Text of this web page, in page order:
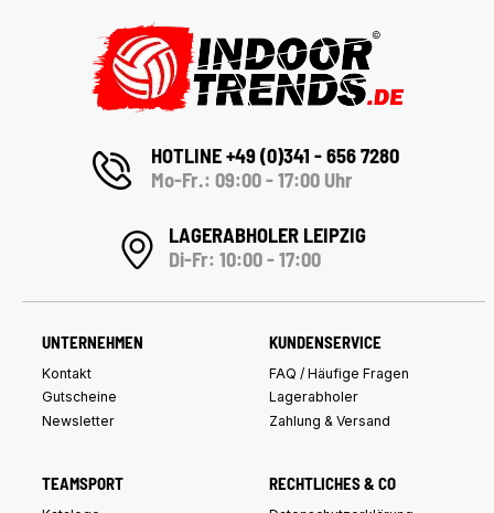
HOTLINE +49 (0)341 - 656 7280
Mo-Fr.: 09:00 - 17:00 Uhr
LAGERABHOLER LEIPZIG
Di-Fr: 10:00 - 17:00
UNTERNEHMEN
Kontakt
Gutscheine
Newsletter
KUNDENSERVICE
FAQ / Häufige Fragen
Lagerabholer
Zahlung & Versand
TEAMSPORT RECHTLICHES & CO